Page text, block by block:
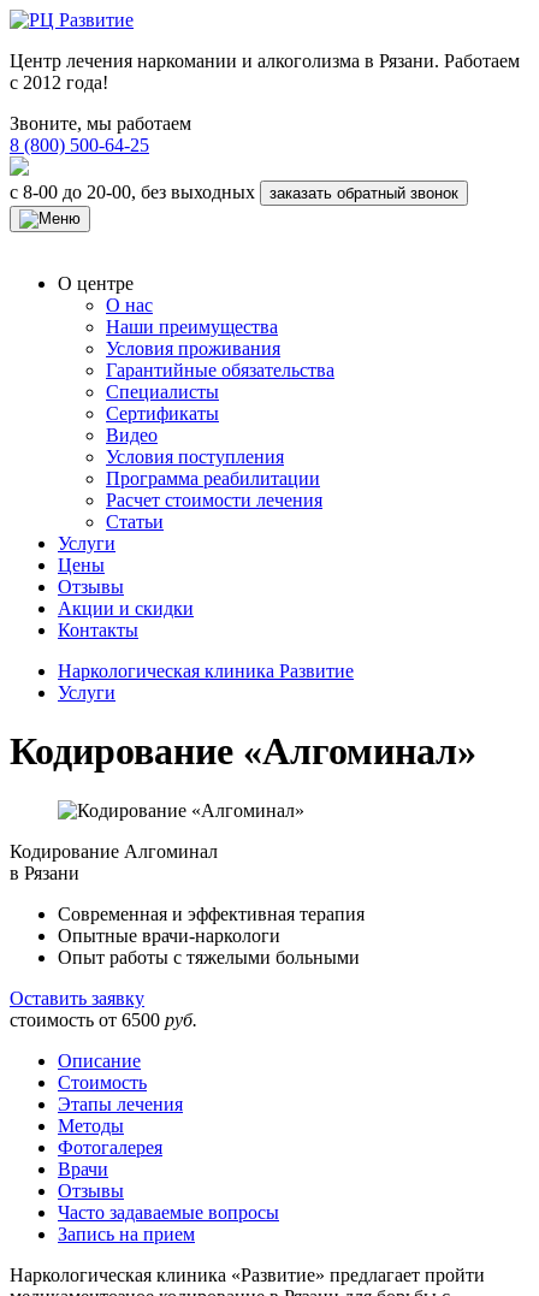
Центр лечения наркомании и алкоголизма в Рязани. Работаем
с 2012 года!
Звоните, мы работаем
8 (800) 500-64-25
с 8-00 до 20-00, без выходных заказать обратный звонок
О центре
О нас
Наши преимущества
Условия проживания
Гарантийные обязательства
Специалисты
Сертификаты
Видео
Условия поступления
Программа реабилитации
Расчет стоимости лечения
Статьи
Услуги
Цены
Отзывы
Акции и скидки
Контакты
Наркологическая клиника Развитие
Услуги
Кодирование «Алгоминал»
Кодирование Алгоминал
в Рязани
Современная и эффективная терапия
Опытные врачи-наркологи
Опыт работы с тяжелыми больными
Оставить заявку
стоимость от 6500 руб.
Описание
Стоимость
Этапы лечения
Методы
Фотогалерея
Врачи
Отзывы
Часто задаваемые вопросы
Запись на прием
Наркологическая клиника «Развитие» предлагает пройти